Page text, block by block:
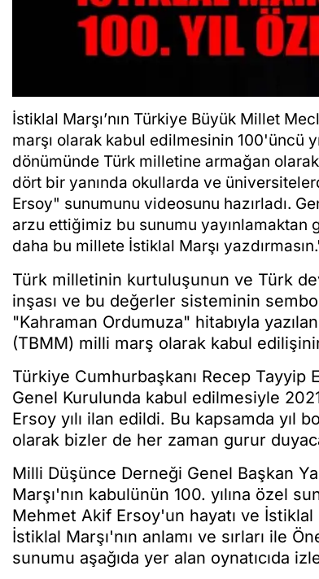
İstiklal Marşı’nın Türkiye Büyük Millet
marşı olarak kabul edilmesinin 100'üncü
dönümünde Türk milletine armağan
dört bir yanında okullarda ve
Ersoy" sunumunu videosunu hazırladı.
arzu ettiğimiz bu sunumu
daha bu millete İstiklal Marşı
Türk milletinin kurtuluşunun ve Türk
inşası ve bu değerler sisteminin
"Kahraman Ordumuza" hitabıyla
(TBMM) milli marş olarak kabul
Türkiye Cumhurbaşkanı Recep Tayyip
Genel Kurulunda kabul edilmesiyle
Ersoy yılı ilan edildi. Bu kapsamda yıl
olarak bizler de her zaman gurur
Milli Düşünce Derneği Genel Başkan
Marşı'nın kabulünün 100. yılına özel
Mehmet Akif Ersoy'un hayatı ve
İstiklal Marşı'nın anlamı ve sırları ile
sunumu aşağıda yer alan oynatıcıda